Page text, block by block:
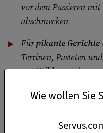
vor dem Passieren
abschmecken.
Fürpikante Gerichte
Terrinen, Pasteten
von Wildsaucen)
mit einemkleinen
Wie wollen Sie